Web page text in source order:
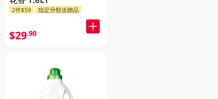
2件$59 指定分類送贈品
$29.90